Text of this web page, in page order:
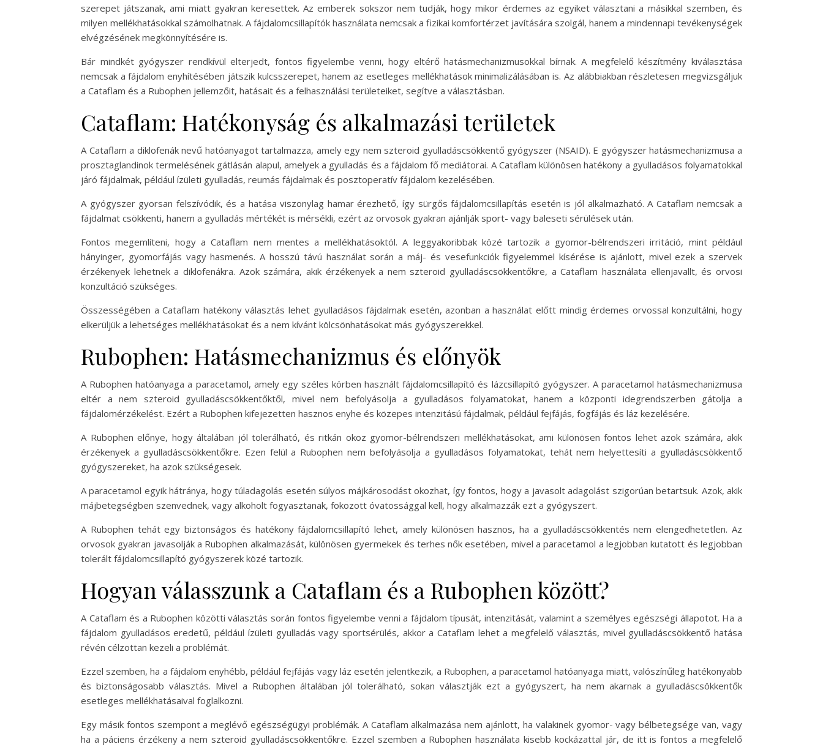
szerepet játszanak, ami miatt gyakran keresettek. Az emberek sokszor nem tudják, hogy mikor érdemes az egyiket választani a másikkal szemben, és
milyen mellékhatásokkal számolhatnak. A fájdalomcsillapítók használata nemcsak a fizikai komfortérzet javítására szolgál, hanem a mindennapi tevékenységek
elvégzésének megkönnyítésére is.
Bár mindkét gyógyszer rendkívül elterjedt, fontos figyelembe venni, hogy eltérő hatásmechanizmusokkal bírnak. A megfelelő készítmény kiválasztása
nemcsak a fájdalom enyhítésében játszik kulcsszerepet, hanem az esetleges mellékhatások minimalizálásában is. Az alábbiakban részletesen megvizsgáljuk
a Cataflam és a Rubophen jellemzőit, hatásait és a felhasználási területeiket, segítve a választásban.
Cataflam: Hatékonyság és alkalmazási területek
A Cataflam a diklofenák nevű hatóanyagot tartalmazza, amely egy nem szteroid gyulladáscsökkentő gyógyszer (NSAID). E gyógyszer hatásmechanizmusa a
prosztaglandinok termelésének gátlásán alapul, amelyek a gyulladás és a fájdalom fő mediátorai. A Cataflam különösen hatékony a gyulladásos folyamatokkal
járó fájdalmak, például ízületi gyulladás, reumás fájdalmak és posztoperatív fájdalom kezelésében.
A gyógyszer gyorsan felszívódik, és a hatása viszonylag hamar érezhető, így sürgős fájdalomcsillapítás esetén is jól alkalmazható. A Cataflam nemcsak a
fájdalmat csökkenti, hanem a gyulladás mértékét is mérsékli, ezért az orvosok gyakran ajánlják sport- vagy baleseti sérülések után.
Fontos megemlíteni, hogy a Cataflam nem mentes a mellékhatásoktól. A leggyakoribbak közé tartozik a gyomor-bélrendszeri irritáció, mint például
hányinger, gyomorfájás vagy hasmenés. A hosszú távú használat során a máj- és vesefunkciók figyelemmel kísérése is ajánlott, mivel ezek a szervek
érzékenyek lehetnek a diklofenákra. Azok számára, akik érzékenyek a nem szteroid gyulladáscsökkentőkre, a Cataflam használata ellenjavallt, és orvosi
konzultáció szükséges.
Összességében a Cataflam hatékony választás lehet gyulladásos fájdalmak esetén, azonban a használat előtt mindig érdemes orvossal konzultálni, hogy
elkerüljük a lehetséges mellékhatásokat és a nem kívánt kölcsönhatásokat más gyógyszerekkel.
Rubophen: Hatásmechanizmus és előnyök
A Rubophen hatóanyaga a paracetamol, amely egy széles körben használt fájdalomcsillapító és lázcsillapító gyógyszer. A paracetamol hatásmechanizmusa
eltér a nem szteroid gyulladáscsökkentőktől, mivel nem befolyásolja a gyulladásos folyamatokat, hanem a központi idegrendszerben gátolja a
fájdalomérzékelést. Ezért a Rubophen kifejezetten hasznos enyhe és közepes intenzitású fájdalmak, például fejfájás, fogfájás és láz kezelésére.
A Rubophen előnye, hogy általában jól tolerálható, és ritkán okoz gyomor-bélrendszeri mellékhatásokat, ami különösen fontos lehet azok számára, akik
érzékenyek a gyulladáscsökkentőkre. Ezen felül a Rubophen nem befolyásolja a gyulladásos folyamatokat, tehát nem helyettesíti a gyulladáscsökkentő
gyógyszereket, ha azok szükségesek.
A paracetamol egyik hátránya, hogy túladagolás esetén súlyos májkárosodást okozhat, így fontos, hogy a javasolt adagolást szigorúan betartsuk. Azok, akik
májbetegségben szenvednek, vagy alkoholt fogyasztanak, fokozott óvatossággal kell, hogy alkalmazzák ezt a gyógyszert.
A Rubophen tehát egy biztonságos és hatékony fájdalomcsillapító lehet, amely különösen hasznos, ha a gyulladáscsökkentés nem elengedhetetlen. Az
orvosok gyakran javasolják a Rubophen alkalmazását, különösen gyermekek és terhes nők esetében, mivel a paracetamol a legjobban kutatott és legjobban
tolerált fájdalomcsillapító gyógyszerek közé tartozik.
Hogyan válasszunk a Cataflam és a Rubophen között?
A Cataflam és a Rubophen közötti választás során fontos figyelembe venni a fájdalom típusát, intenzitását, valamint a személyes egészségi állapotot. Ha a
fájdalom gyulladásos eredetű, például ízületi gyulladás vagy sportsérülés, akkor a Cataflam lehet a megfelelő választás, mivel gyulladáscsökkentő hatása
révén célzottan kezeli a problémát.
Ezzel szemben, ha a fájdalom enyhébb, például fejfájás vagy láz esetén jelentkezik, a Rubophen, a paracetamol hatóanyaga miatt, valószínűleg hatékonyabb
és biztonságosabb választás. Mivel a Rubophen általában jól tolerálható, sokan választják ezt a gyógyszert, ha nem akarnak a gyulladáscsökkentők
esetleges mellékhatásaival foglalkozni.
Egy másik fontos szempont a meglévő egészségügyi problémák. A Cataflam alkalmazása nem ajánlott, ha valakinek gyomor- vagy bélbetegsége van, vagy
ha a páciens érzékeny a nem szteroid gyulladáscsökkentőkre. Ezzel szemben a Rubophen használata kisebb kockázattal jár, de itt is fontos a megfelelő